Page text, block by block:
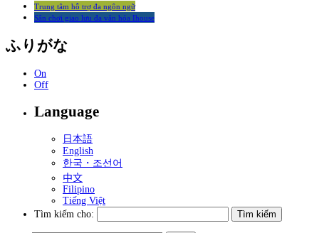
Trung tâm hỗ trợ đa ngôn ngữ
Sân chơi giao lưu đa văn hóa Ihouse
ふりがな
On
Off
Language
日本語
English
한국・조선어
中文
Filipino
Tiếng Việt
Tìm kiếm cho: